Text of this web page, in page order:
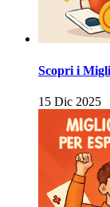
Scopri i
15 Dic 2025